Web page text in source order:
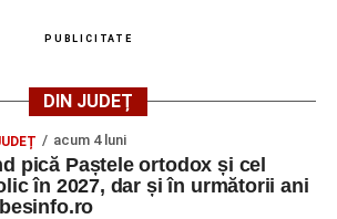
PUBLICITATE
DIN JUDEȚ
acum 4 luni
pică Paștele ortodox și cel
în 2027, dar și în următorii ani